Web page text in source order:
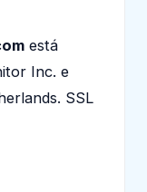
está
Inc. e
SSL